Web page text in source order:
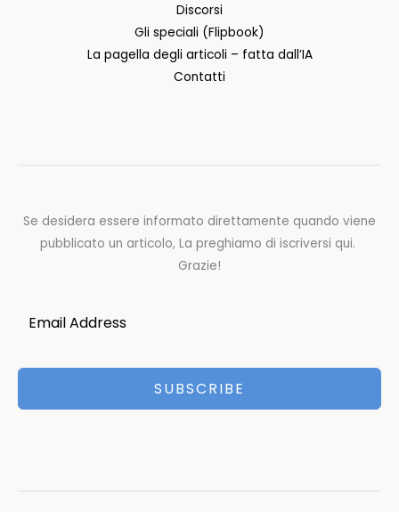
Discorsi
Gli speciali (Flipbook)
La pagella degli articoli – fatta dall’IA
Contatti
Se desidera essere informato direttamente quando viene
pubblicato un articolo, La preghiamo di iscriversi qui.
Grazie!
SUBSCRIBE